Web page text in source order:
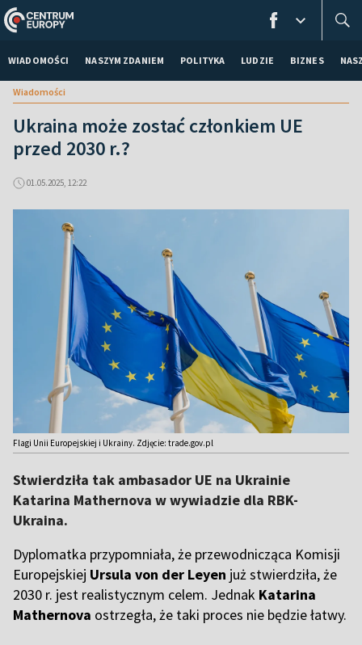
WIADOMOŚCI NASZYM ZDANIEM POLITYKA LUDZIE BIZNES
Wiadomości
Ukraina może zostać członkiem UE
przed 2030 r.?
01.05.2025, 12:22
Flagi Unii Europejskiej i Ukrainy. Zdjęcie: trade.gov.pl
Stwierdziła tak ambasador UE na Ukrainie
Katarina Mathernova w wywiadzie dla RBK-
Ukraina.
Dyplomatka przypomniała, że przewodnicząca Komisji
Europejskiej Ursula von der Leyen już stwierdziła, że ​​
2030 r. jest realistycznym celem. Jednak Katarina
Mathernova ostrzegła, że ​​taki proces nie będzie łatwy.